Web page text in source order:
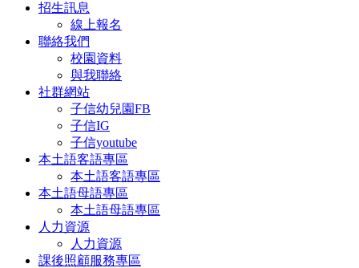
招生訊息
線上報名
聯絡我們
校園資料
與我聯絡
社群網站
子信幼兒園FB
子信IG
子信youtube
本土語客語專區
本土語客語專區
本土語母語專區
本土語母語專區
人力資源
人力資源
課後照顧服務專區